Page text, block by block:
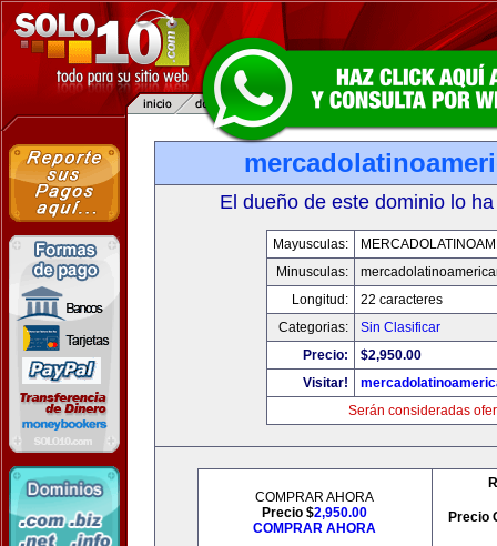
El dueño de este dominio lo
Mayusculas:
Minusculas:
Longitud:
22 caracteres
Categorias:
Sin Clasificar
Precio:
$2,950.00
Visitar!
Serán consideradas
COMPRAR AHORA
Precio $2,950.00
COMPRAR AHORA
Precio